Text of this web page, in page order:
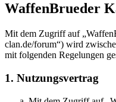
WaffenBrueder
Mit dem Zugriff auf
clan.de/forum“) wird
mit folgenden Regelungen
1. Nutzungsvertrag